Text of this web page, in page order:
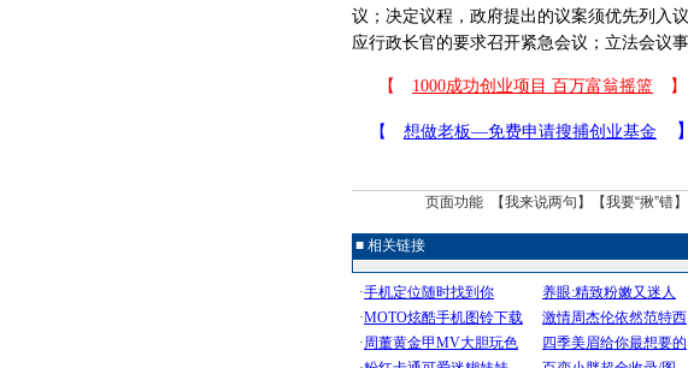
议；决定议程，政府提出的议案须优先列入
应行政长官的要求召开紧急会议；立法会议
页面功能 【我来说两句 】【我要“揪”错
■ 相关链接